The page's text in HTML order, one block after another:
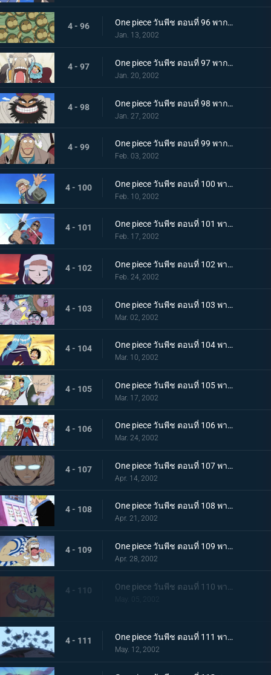
4 - 96 One piece วันพีช ตอนที่ 96 พากย์ไทย เอลุมารุ เมืองแห่งสีเขียว และพะยูนกังฟู
Jan. 13, 2002
4 - 97 One piece วันพีช ตอนที่ 97 พากย์ไทย การผจญภัยในอาณาจักรแห่งทราย ปีศาจบนแผ่นดินอันแสนร้อนระอุ
Jan. 20, 2002
4 - 98 One piece วันพีช ตอนที่ 98 พากย์ไทย กลุ่มโจรสลัดแห่งทะเลทรายปรากฏกาย เหล่าบุรุษผู้มีชีวิตอย่างเสรี
Jan. 27, 2002
4 - 99 One piece วันพีช ตอนที่ 99 พากย์ไทย ความมุ่งมั่นจอมปลอม หัวใจของทหารกองกำลังปฏิวัติ คามิล
Feb. 03, 2002
4 - 100 One piece วันพีช ตอนที่ 100 พากย์ไทย นักรบแห่งกองกำลังปฏิวัติ โคซ่า ความฝันที่สาบานไว้กับวีวี่
Feb. 10, 2002
4 - 101 One piece วันพีช ตอนที่ 101 พากย์ไทย ศึกตัดสินแห่งเปลวเพลิง เอส ปะทะ มนุษย์แมงป่อง
Feb. 17, 2002
4 - 102 One piece วันพีช ตอนที่ 102 พากย์ไทย ซากโบราณและเด็กหลงทาง วีวี่กับพรรคพวกและประเทศ
Feb. 24, 2002
4 - 103 One piece วันพีช ตอนที่ 103 พากย์ไทย รวมพลเฉพาะกิจ แปดนาฬิกาที่สไปเดอร์คาเฟ่!
Mar. 02, 2002
4 - 104 One piece วันพีช ตอนที่ 104 พากย์ไทย ลูฟี่ ปะทะ วีวี่ คำสาบานแห่งน้ำตา ที่เอามิตรภาพเป็นเดิมพัน!
Mar. 10, 2002
4 - 105 One piece วันพีช ตอนที่ 105 พากย์ไทย เส้นทางสู่สงครามอลาบัสต้า เมืองแห่งฝัน..เรนเบส
Mar. 17, 2002
4 - 106 One piece วันพีช ตอนที่ 106 พากย์ไทย ทะลวงเข้าเรนดินัส กับดักที่เล่นเอาถึงตาย
Mar. 24, 2002
4 - 107 One piece วันพีช ตอนที่ 107 พากย์ไทย เริ่มยุทธการยูโทเปีย..คณะปฏิวัติเริ่มเคลื่อนไหว
Apr. 14, 2002
4 - 108 One piece วันพีช ตอนที่ 108 พากย์ไทย จระเข้หัวกล้วยจอมโหด ปะทะ มิสเตอร์เจ้าชาย
Apr. 21, 2002
4 - 109 One piece วันพีช ตอนที่ 109 พากย์ไทย กุญแจที่พาไปสู่อิสระ..ลูกบอลเทียนไข
Apr. 28, 2002
4 - 110
May. 05, 2002
4 - 111 One piece วันพีช ตอนที่ 111 พากย์ไทย มุ่งหน้าไปสู่ปาฏิหาริย์..ดินแดนแห่งสัตว์ป่าอลาบัสต้า
May. 12, 2002